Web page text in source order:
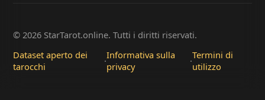
© 2026 StarTarot.online. Tutti i diritti riservati.
Dataset aperto dei
tarocchi
·Informativa sulla
privacy
·Termini di
utilizzo